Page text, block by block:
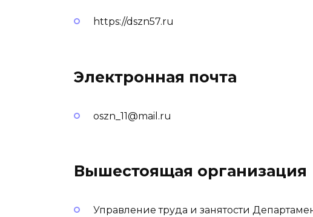
https://dszn57.ru
Электронная почта
oszn_11@mail.ru
Вышестоящая организация
Управление труда и занятости